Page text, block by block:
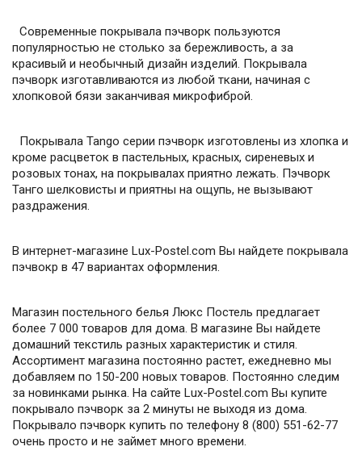
Современные покрывала пэчворк пользуются
популярностью не столько за бережливость, а за
красивый и необычный дизайн изделий. Покрывала
пэчворк изготавливаются из любой ткани, начиная с
хлопковой бязи заканчивая микрофиброй.
Покрывала Tango серии пэчворк изготовлены из хлопка и
кроме расцветок в пастельных, красных, сиреневых и
розовых тонах, на покрывалах приятно лежать. Пэчворк
Танго шелковисты и приятны на ощупь, не вызывают
раздражения.
В интернет-магазине Lux-Postel.com Вы найдете покрывала
пэчвокр в 47 вариантах оформления.
Магазин постельного белья Люкс Постель предлагает
более 7 000 товаров для дома. В магазине Вы найдете
домашний текстиль разных характеристик и стиля.
Ассортимент магазина постоянно растет, ежедневно мы
добавляем по 150-200 новых товаров. Постоянно следим
за новинками рынка. На сайте Lux-Postel.com Вы купите
покрывало пэчворк за 2 минуты не выходя из дома.
Покрывало пэчворк купить по телефону 8 (800) 551-62-77
очень просто и не займет много времени.